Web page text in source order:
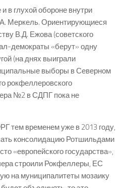
в глухой обороне внутри
Меркель. Ориентирующиеся
В.Д. Ежова (советского
демократы «берут» одну
(на днях выиграли
выборы в Северном
рокфеллеровского
№2 в СДПГ пока не
тем временем уже в 2013 году,
консолидацию Ротшильдами
«европейского государства»,
строили Рокфеллеры, ЕС
на муниципалитеты мозаику